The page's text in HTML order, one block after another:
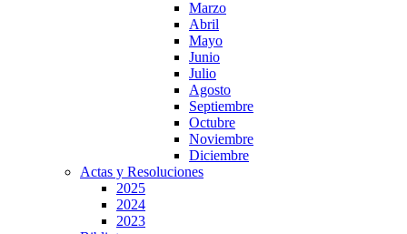
Marzo
Abril
Mayo
Junio
Julio
Agosto
Septiembre
Octubre
Noviembre
Diciembre
Actas y Resoluciones
2025
2024
2023